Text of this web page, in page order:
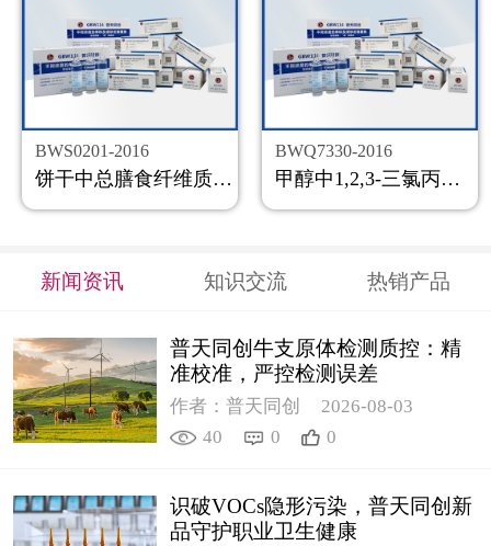
BWS0201-2016
饼干中总膳食纤维质控样品
BWQ7330-2016
甲醇中1,2,3-三氯丙烷溶液标准物质
新闻资讯 知识交流 热销产品
普天同创牛支原体检测质控：精
准校准，严控检测误差
作者：普天同创
2026-08-03
40
0 0
识破VOCs隐形污染，普天同创新
品守护职业卫生健康